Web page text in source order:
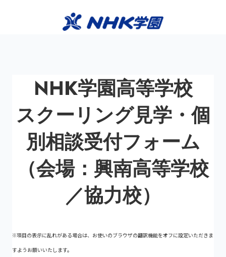
NHK学園高等学校
スクーリング見学・個
別相談受付フォーム
（会場：興南高等学校
／協力校）
※項目の表示に乱れがある場合は、お使いのブラウザの翻訳機能をオフに設定いただきま
すようお願いいたします。